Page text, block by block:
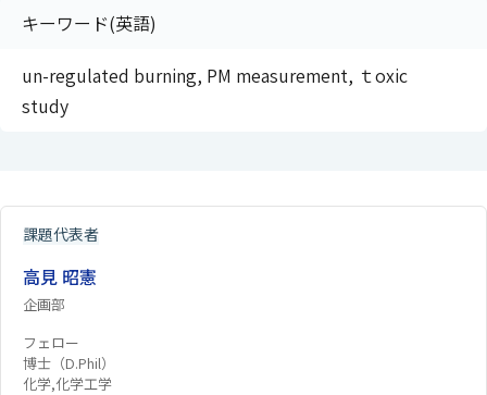
キーワード(英語)
un-regulated burning, PM measurement, ｔoxic
study
課題代表者
高見 昭憲
企画部
フェロー
博士（D.Phil）
化学,化学工学